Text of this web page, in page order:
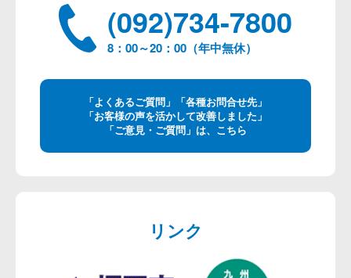
(092)734-7800
8：00～20：00（年中無休）
「よくあるご質問」「各種お問合せ先」
「お客様の声を活かして改善しました」
「ご意見・ご質問」は、こちら
リンク